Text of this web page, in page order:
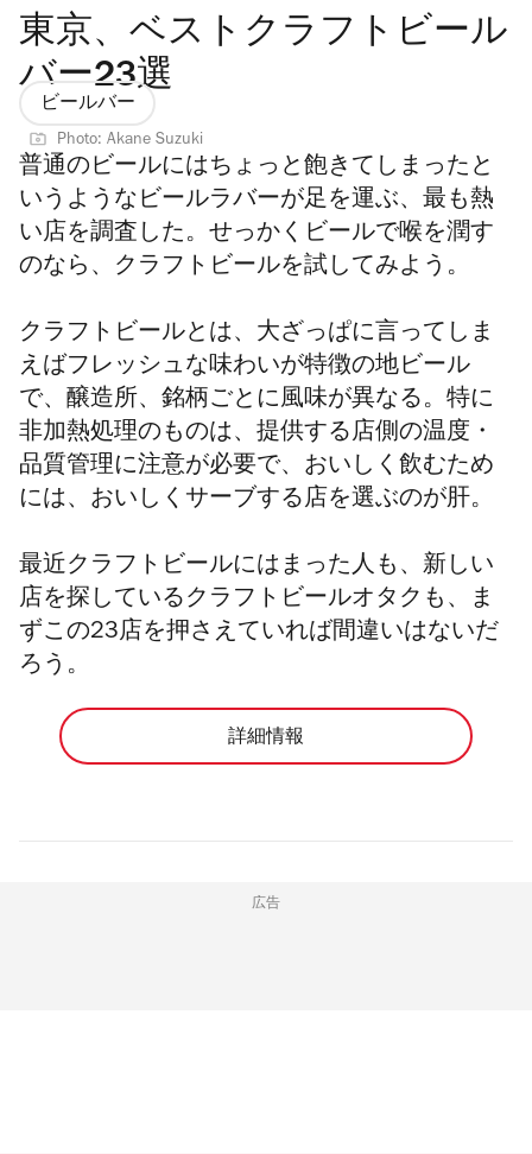
東京、ベストクラフトビール
バー23選
ビールバー
Photo: Akane Suzuki
普通のビールにはちょっと飽きてしまったと
いうようなビールラバーが足を運ぶ、最も熱
い店を調査した。せっかくビールで喉を潤す
のなら、クラフトビールを試してみよう。
クラフトビールとは、大ざっぱに言ってしま
えばフレッシュな味わいが特徴の地ビール
で、醸造所、銘柄ごとに風味が異なる。特に
非加熱処理のものは、提供する店側の温度・
品質管理に注意が必要で、おいしく飲むため
には、おいしくサーブする店を選ぶのが肝。
最近クラフトビールにはまった人も、新しい
店を探しているクラフトビールオタクも、ま
ずこの23店を押さえていれば間違いはないだ
ろう。
詳細情報
広告